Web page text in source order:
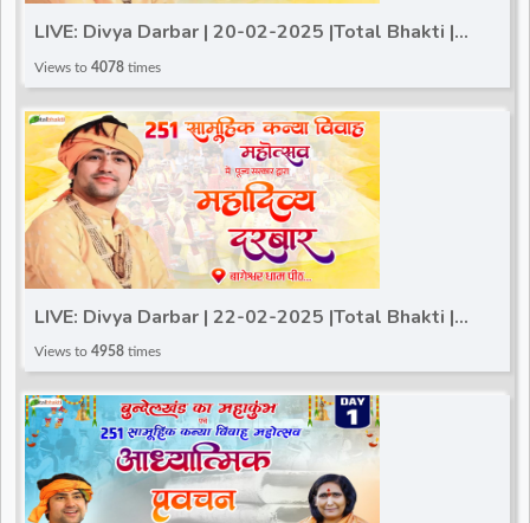
LIVE: Divya Darbar | 20-02-2025 |Total Bhakti |
Bageshwar Dham Sarkar | Gram Gadha, (Chhatarpur)
Views to 4078 times
LIVE: Divya Darbar | 22-02-2025 |Total Bhakti |
Bageshwar Dham Sarkar | Gram Gadha, (Chhatarpur)
Views to 4958 times